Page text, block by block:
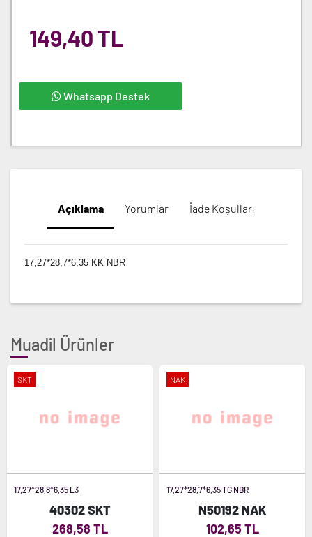
149,40 TL
Whatsapp Destek
Açıklama Yorumlar İade Koşulları
17,27*28,7*6,35 KK NBR
Muadil Ürünler
SKT
17,27*28,8*6,35 L3
40302 SKT
268,58 TL
NAK
17,27*28,7*6,35 TG NBR
N50192 NAK
102,65 TL